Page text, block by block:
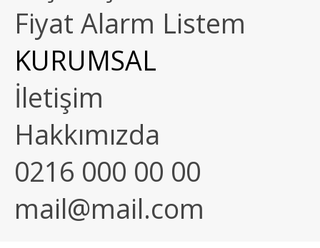
Fiyat Alarm Listem
KURUMSAL
İletişim
Hakkımızda
0216 000 00 00
mail@mail.com